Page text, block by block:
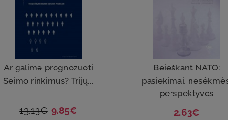
Ar galime prognozuoti
Seimo rinkimus? Trijų...
13.13€ 9.85€
Beieškant NATO:
pasiekimai,
perspektyvos
2.63€